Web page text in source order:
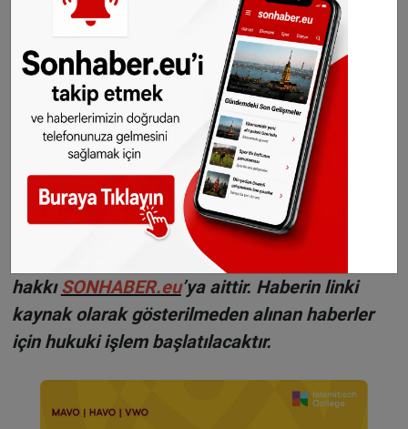
©Sonhaber.eu
Haberlerimiziİnstagram hesabımızdan da takip
edebilirsiniz.
WhatsAppta ücretsiz bültenimize abone olun,
Hollanda ve diğer Avrupa ülkeleri gündeminden
seçtiğimiz haberler her gün telefonunuza
gelsin!
Abone olmak için tıklayın
Sitemizde yayımlanan haberlerin her türlü
hakkıSONHABER.eu’ya aittir. Haberin linki
kaynak olarak gösterilmeden alınan haberler
için hukuki işlem başlatılacaktır.